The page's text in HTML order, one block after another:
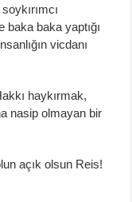
baka baka yaptığı
vicdanı
haykırmak,
nasip olmayan bir
açık olsun Reis!